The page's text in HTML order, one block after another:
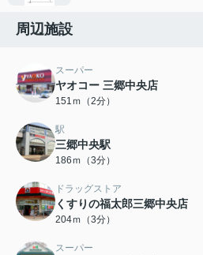
周辺施設
スーパー
ヤオコー 三郷中央店
151ｍ（2分）
駅
三郷中央駅
186ｍ（3分）
ドラッグストア
くすりの福太郎三郷中央店
204ｍ（3分）
スーパー